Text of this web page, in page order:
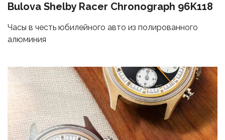
Bulova Shelby Racer Chronograph 96K118
Часы в честь юбилейного авто из полированного
алюминия